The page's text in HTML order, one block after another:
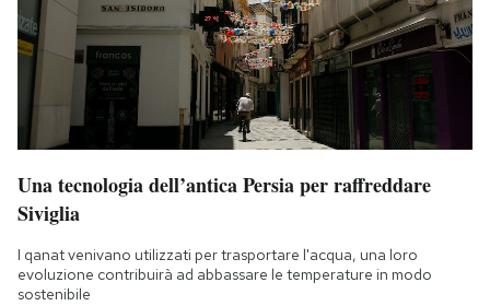
Una tecnologia dell’antica Persia per raffreddare
Siviglia
I qanat venivano utilizzati per trasportare l'acqua, una loro
evoluzione contribuirà ad abbassare le temperature in modo
sostenibile